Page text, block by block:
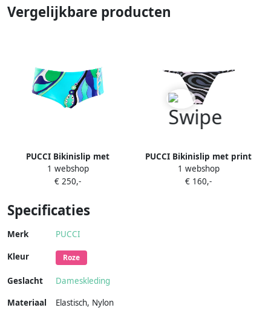
Vergelijkbare producten
PUCCI Bikinislip met
Orchidee-print Blauw
1 webshop
€ 250,-
PUCCI Bikinislip met print
Zwart
1 webshop
€ 160,-
Specificaties
Merk PUCCI
Kleur Roze
Geslacht
Dameskleding
Materiaal
Elastisch, Nylon